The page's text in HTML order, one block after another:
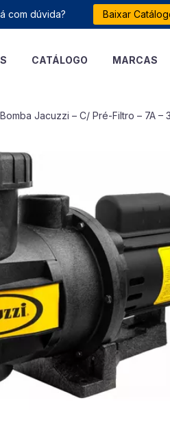
com dúvida? Baixar
CATÁLOGO MARCAS
Bomba Jacuzzi – C/ Pré-Filtro – 7A –